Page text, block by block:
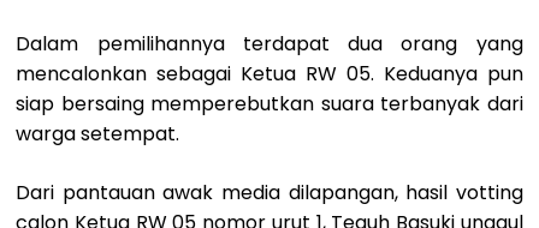
Dalam pemilihannya terdapat dua orang yang
mencalonkan sebagai Ketua RW 05. Keduanya pun
siap bersaing memperebutkan suara terbanyak dari
warga setempat.
Dari pantauan awak media dilapangan, hasil votting